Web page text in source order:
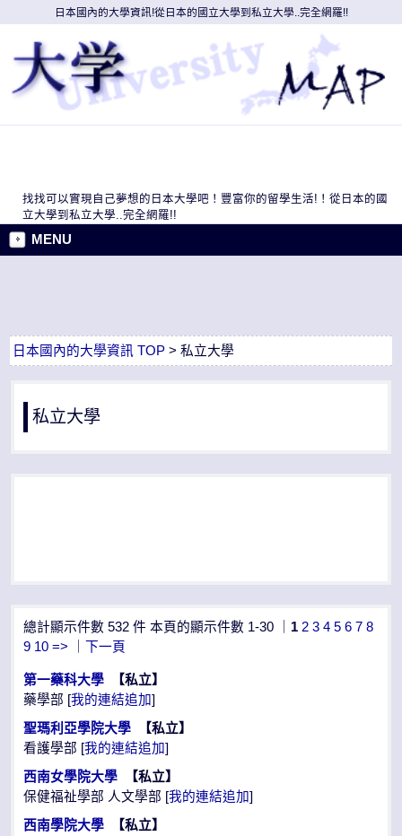
日本國內的大學資訊!從日本的國立大學到私立大學..完全網羅!!
找找可以實現自己夢想的日本大學吧！豐富你的留學生活!！從日本的國
立大學到私立大學..完全網羅!!
MENU
日本國內的大學資訊 TOP > 私立大學
私立大學
總計顯示件數 532 件 本頁的顯示件數 1-30 ｜ 1 2 3 4 5 6 7 8
9 10 => 下一頁
第一藥科大學 【私立】
藥學部 [我的連結追加]
聖瑪利亞學院大學 【私立】
看護學部 [我的連結追加]
西南女學院大學 【私立】
保健福祉學部 人文學部 [我的連結追加]
西南學院大學 【私立】